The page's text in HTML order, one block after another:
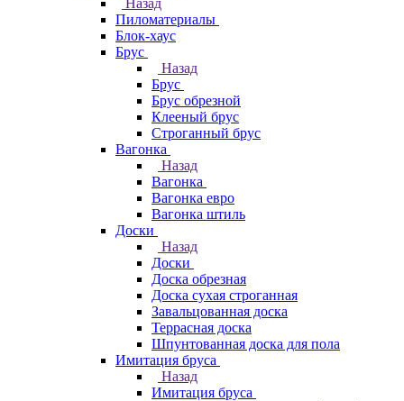
Назад
Пиломатериалы
Блок-хаус
Брус
Назад
Брус
Брус обрезной
Клееный брус
Строганный брус
Вагонка
Назад
Вагонка
Вагонка евро
Вагонка штиль
Доски
Назад
Доски
Доска обрезная
Доска сухая строганная
Завальцованная доска
Террасная доска
Шпунтованная доска для пола
Имитация бруса
Назад
Имитация бруса